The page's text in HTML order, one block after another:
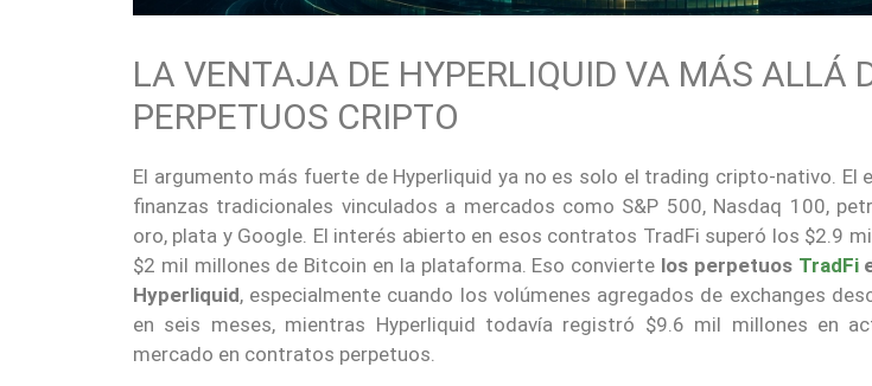
LA VENTAJA DE HYPERLIQUID VA MÁS ALLÁ
PERPETUOS CRIPTO
El argumento más fuerte de Hyperliquid ya no es solo el trading cripto-nativo. El
finanzas tradicionales vinculados a mercados como S&P 500, Nasdaq 100,
oro, plata y Google. El interés abierto en esos contratos TradFi superó los $2.9
$2 mil millones de Bitcoin en la plataforma. Eso convierte los perpetuos TradFi
Hyperliquid, especialmente cuando los volúmenes agregados de exchanges
en seis meses, mientras Hyperliquid todavía registró $9.6 mil millones en
mercado en contratos perpetuos.